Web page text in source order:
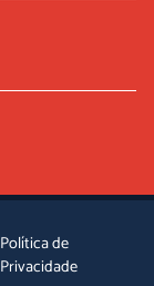
Política de
Privacidade